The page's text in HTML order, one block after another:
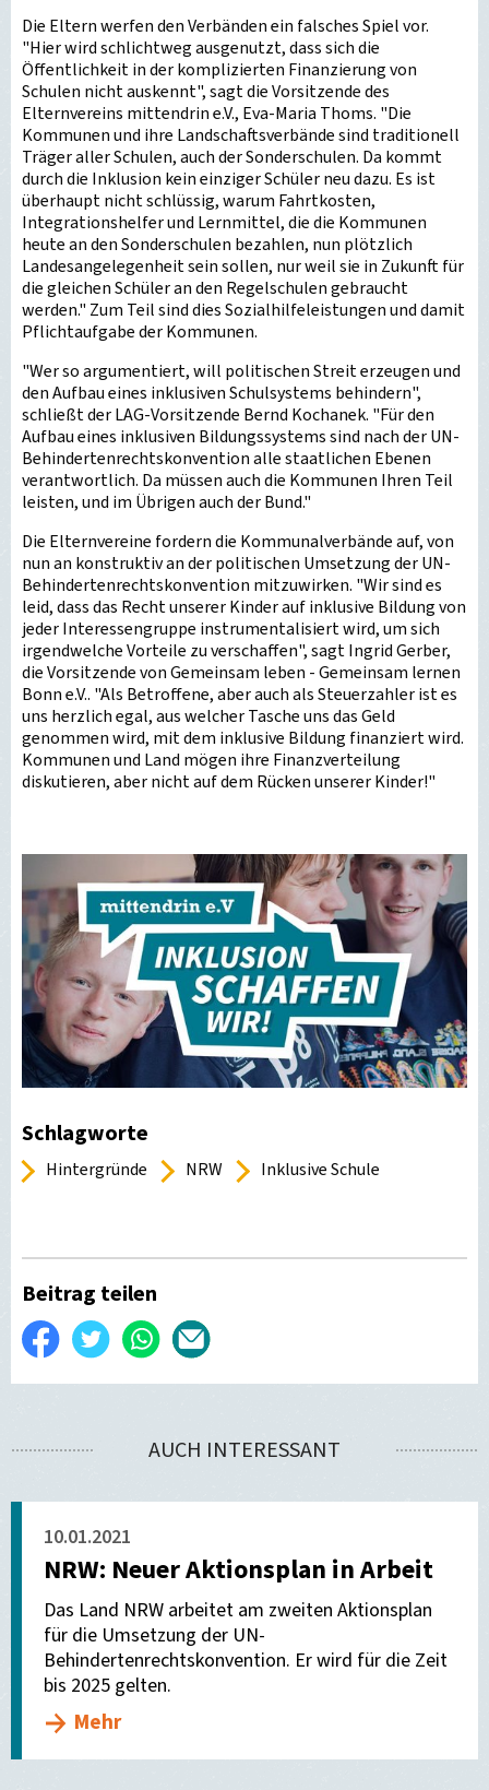
Die Eltern werfen den Verbänden ein falsches Spiel vor.
"Hier wird schlichtweg ausgenutzt, dass sich die
Öffentlichkeit in der komplizierten Finanzierung von
Schulen nicht auskennt", sagt die Vorsitzende des
Elternvereins mittendrin e.V., Eva-Maria Thoms. "Die
Kommunen und ihre Landschaftsverbände sind traditionell
Träger aller Schulen, auch der Sonderschulen. Da kommt
durch die Inklusion kein einziger Schüler neu dazu. Es ist
überhaupt nicht schlüssig, warum Fahrtkosten,
Integrationshelfer und Lernmittel, die die Kommunen
heute an den Sonderschulen bezahlen, nun plötzlich
Landesangelegenheit sein sollen, nur weil sie in Zukunft für
die gleichen Schüler an den Regelschulen gebraucht
werden." Zum Teil sind dies Sozialhilfeleistungen und damit
Pflichtaufgabe der Kommunen.
"Wer so argumentiert, will politischen Streit erzeugen und
den Aufbau eines inklusiven Schulsystems behindern",
schließt der LAG-Vorsitzende Bernd Kochanek. "Für den
Aufbau eines inklusiven Bildungssystems sind nach der UN-
Behindertenrechtskonvention alle staatlichen Ebenen
verantwortlich. Da müssen auch die Kommunen Ihren Teil
leisten, und im Übrigen auch der Bund."
Die Elternvereine fordern die Kommunalverbände auf, von
nun an konstruktiv an der politischen Umsetzung der UN-
Behindertenrechtskonvention mitzuwirken. "Wir sind es
leid, dass das Recht unserer Kinder auf inklusive Bildung von
jeder Interessengruppe instrumentalisiert wird, um sich
irgendwelche Vorteile zu verschaffen", sagt Ingrid Gerber,
die Vorsitzende von Gemeinsam leben - Gemeinsam lernen
Bonn e.V.. "Als Betroffene, aber auch als Steuerzahler ist es
uns herzlich egal, aus welcher Tasche uns das Geld
genommen wird, mit dem inklusive Bildung finanziert wird.
Kommunen und Land mögen ihre Finanzverteilung
diskutieren, aber nicht auf dem Rücken unserer Kinder!"
Schlagworte
Hintergründe NRW Inklusive Schule
Beitrag teilen
Auf
Facebook
Twittern WhatsApp
E-
versenden
AUCH INTERESSANT
10.01.2021
NRW: Neuer Aktionsplan in Arbeit
Das Land NRW arbeitet am zweiten Aktionsplan
für die Umsetzung der UN-
Behindertenrechtskonvention. Er wird für die Zeit
bis 2025 gelten.
Mehr